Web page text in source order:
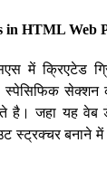
in HTML Web
में क्रिएटेड
सेक्शन
है। जहा यह वेब
स्ट्रक्चर बनाने में